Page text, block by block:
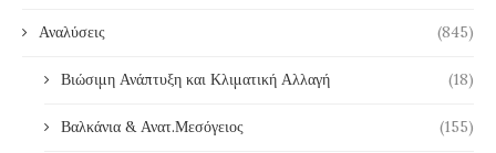
Αναλύσεις (845)
Βιώσιμη Ανάπτυξη και Κλιματική Αλλαγή (18)
Βαλκάνια & Ανατ.Μεσόγειος (155)